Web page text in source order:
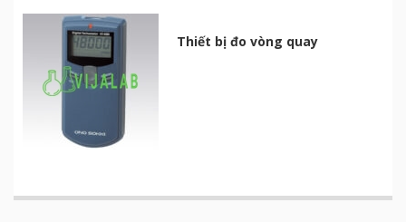
Thiết bị đo vòng quay